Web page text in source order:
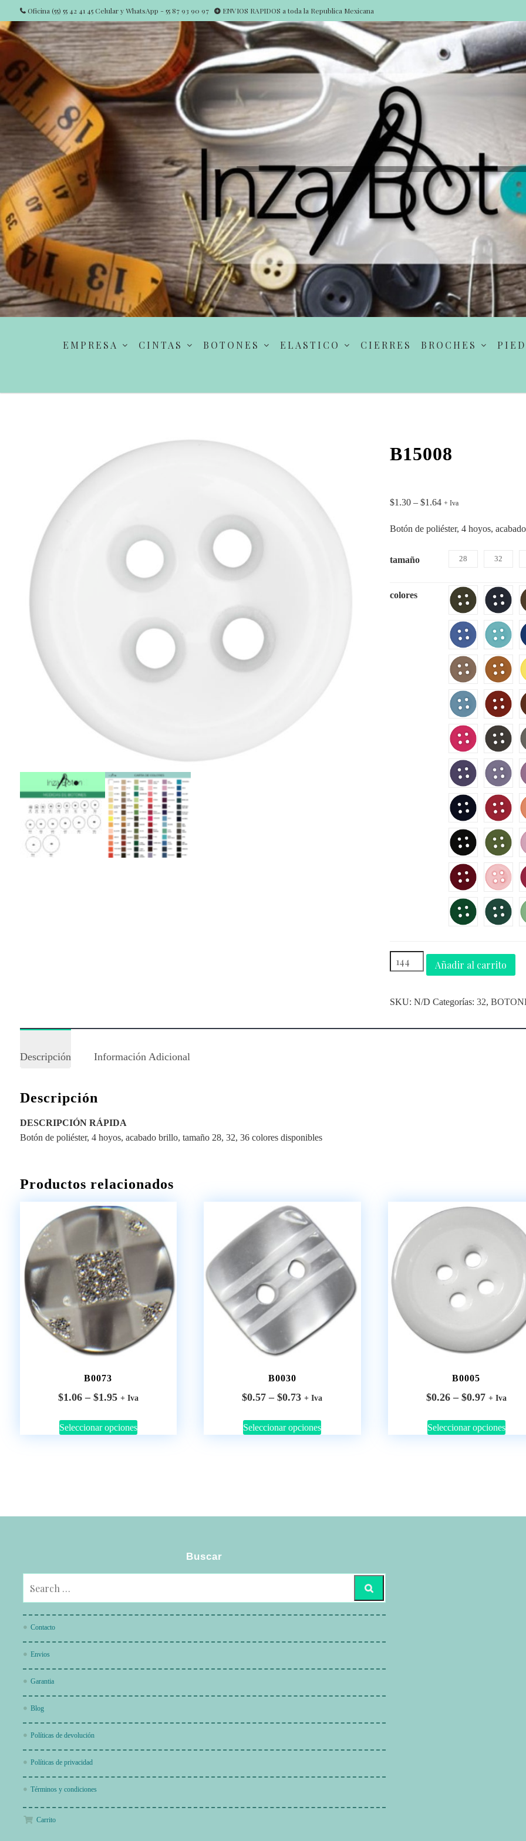
Oficina (55) 55 42 41 45 Celular y WhatsApp - 55 87 93 90 97 ENVIOS RAPIDOS a toda la Republica Mexicana
EMPRESA CINTAS BOTONES ELASTICO CIERRES BROCHES
B15008
$1.30 – $1.64 + Iva
Botón de poliéster, 4 hoyos,
tamaño 28 32
colores
Añadir al carrito
SKU:N/D Categorías:32,
Descripción Información Adicional
Descripción
DESCRIPCIÓN RÁPIDA
Botón de poliéster, 4 hoyos, acabado brillo, tamaño 28, 32, 36 colores disponibles
Productos relacionados
B0073
$1.06 – $1.95 + Iva
Seleccionar opciones
B0030
$0.57 – $0.73 + Iva
Seleccionar opciones
B0005
$0.26 – $0.97 + Iva
Seleccionar opciones
Buscar
Contacto
Envios
Garantia
Blog
Políticas de devolución
Políticas de privacidad
Términos y condiciones
Carrito